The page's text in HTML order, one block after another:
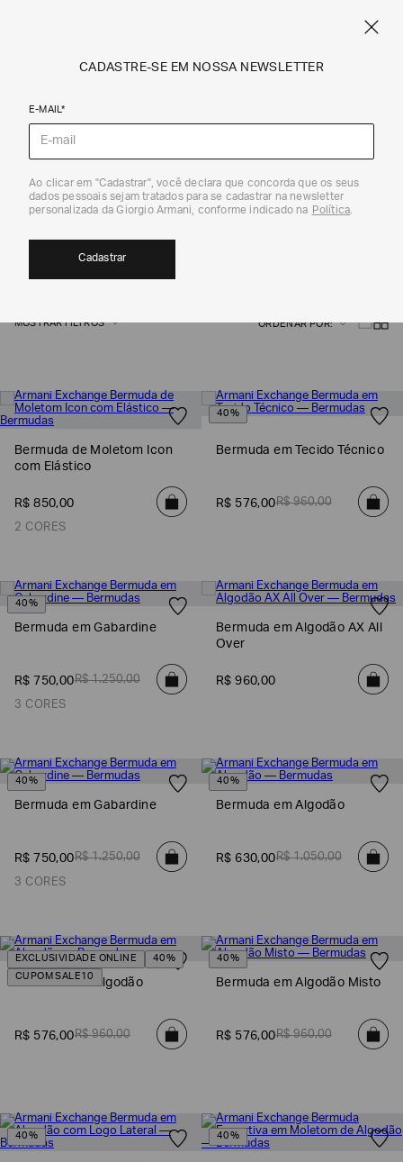
Armani Exchange
BERMUDAS
MOSTRAR FILTROS ORDENAR POR
Bermuda de Moletom Icon
com Elástico
R$ 850,00
2 CORES
40%
Bermuda em Tecido Técnico
R$ 576,00R$ 960,00
40%
Bermuda em Gabardine
R$ 750,00R$ 1.250,00
3 CORES
Bermuda em Algodão AX All
Over
R$ 960,00
40%
Bermuda em Gabardine
R$ 750,00R$ 1.250,00
3 CORES
40%
Bermuda em Algodão
R$ 630,00R$ 1.050,00
EXCLUSIVIDADE ONLINE
40%
CUPOM SALE10
Bermuda em Algodão
R$ 576,00R$ 960,00
40%
Bermuda em Algodão Misto
R$ 576,00R$ 960,00
40% 40%
CADASTRE-SE EM NOSSA NEWSLETTER
E-MAIL*
Ao clicar em "Cadastrar", você declara que concorda que os seus
dados pessoais sejam tratados para se cadastrar na newsletter
personalizada da Giorgio Armani, conforme indicado na Política.
Cadastrar
contar
mais
sobre
interessado
nas
todos